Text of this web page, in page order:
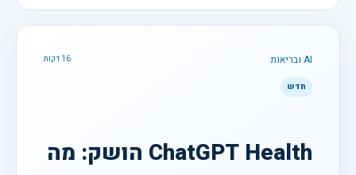
AI ובריאות 16 דקות
חדש
ChatGPT Health הושק: מה